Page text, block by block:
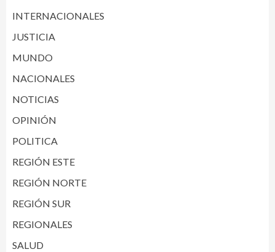
INTERNACIONALES
JUSTICIA
MUNDO
NACIONALES
NOTICIAS
OPINIÓN
POLITICA
REGIÓN ESTE
REGIÓN NORTE
REGIÓN SUR
REGIONALES
SALUD